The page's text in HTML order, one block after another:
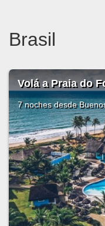
Brasil
Volá a Praia do
7 nochesdesde